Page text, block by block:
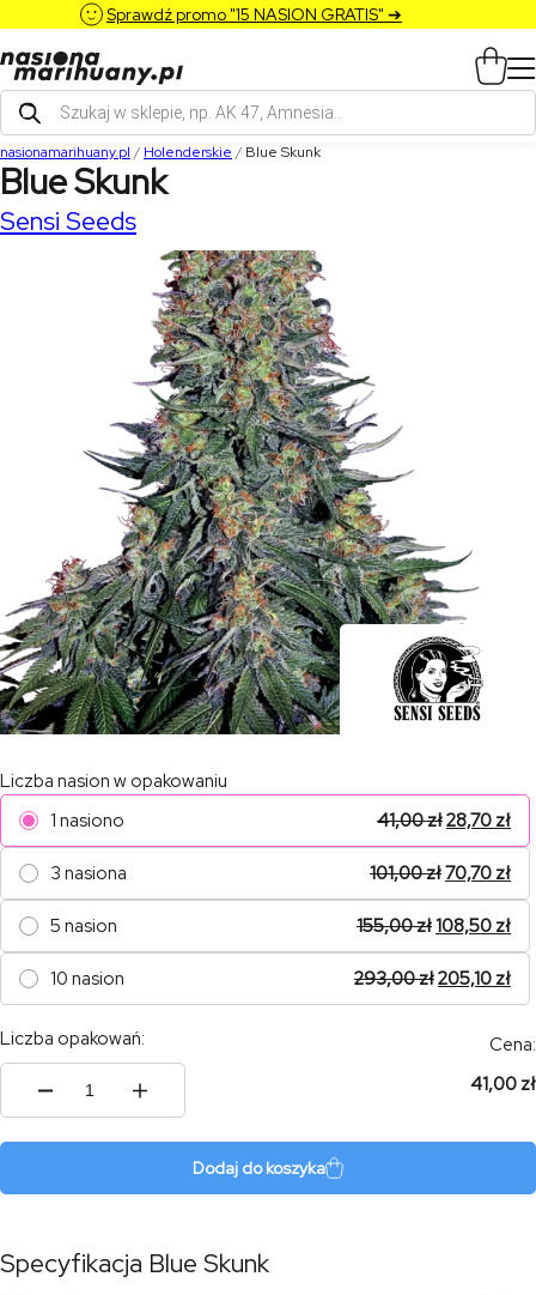
Sprawdź promo "15 NASION GRATIS" ➔
Wyszukiwarka
produktów
nasionamarihuany.pl / Holenderskie / Blue Skunk
Blue Skunk
Sensi Seeds
Liczba nasion w opakowaniu
1 nasiono
41,00zł28,70 zł
3 nasiona 101,00zł70,70 zł
5 nasion 155,00zł108,50 zł
10 nasion 293,00zł205,10 zł
Liczba opakowań:
ilość
Cena:
41,00 zł
Dodaj do koszyka
Specyfikacja Blue Skunk